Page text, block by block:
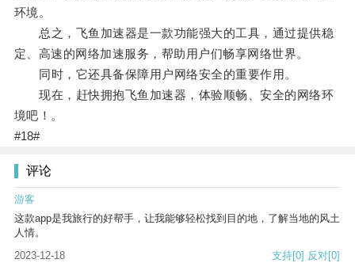
环境。
总之，飞鱼加速器是一款功能强大的工具，通过提供稳
定、高速的网络加速服务，帮助用户们畅享网络世界。
同时，它还具备保障用户网络安全的重要作用。
现在，赶快拥抱飞鱼加速器，体验顺畅、安全的网络环
境吧！。
#18#
评论
游客
这款app是我旅行的好帮手，让我能够轻松找到目的地，了解当地的风土
人情。
2023-12-18
支持[0] 反对[0]